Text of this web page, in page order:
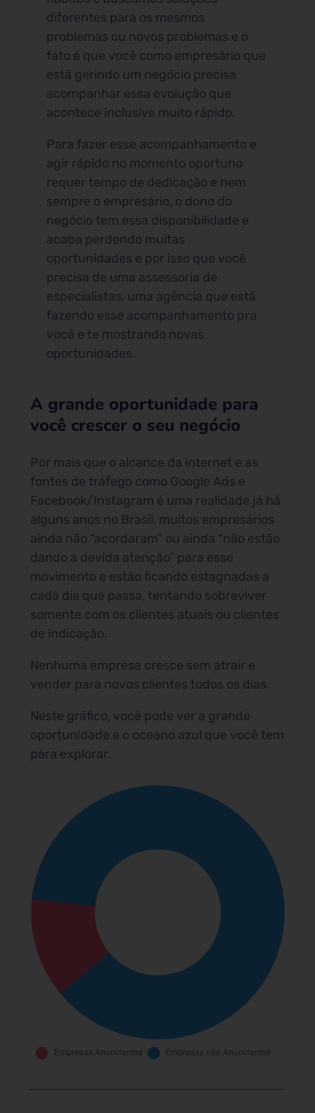
diferentes para os mesmos
problemas ou novos problemas e o
fato é que você como empresário que
está gerindo um negócio precisa
acompanhar essa evolução que
acontece inclusive muito rápido.
Para fazer esse acompanhamento e
agir rápido no momento oportuno
requer tempo de dedicação e nem
sempre o empresário, o dono do
negócio tem essa disponibilidade e
acaba perdendo muitas
oportunidades e por isso que você
precisa de uma assessoria de
especialistas, uma agência que está
fazendo esse acompanhamento pra
você e te mostrando novas
oportunidades.
A grande oportunidade para
você crescer o seu negócio
Por mais que o alcance da internet e as
fontes de tráfego como Google Ads e
Facebook/Instagram é uma realidade já há
alguns anos no Brasil, muitos empresários
ainda não “acordaram” ou ainda “não estão
dando a devida atenção” para esse
movimento e estão ficando estagnadas a
cada dia que passa, tentando sobreviver
somente com os clientes atuais ou clientes
de indicação.
Nenhuma empresa cresce sem atrair e
vender para novos clientes todos os dias.
Neste gráfico, você pode ver a grande
oportunidade e o oceano azul que você tem
para explorar.